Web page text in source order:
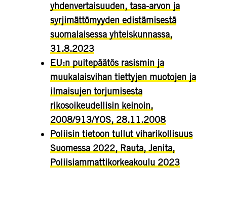
yhdenvertaisuuden, tasa-arvon ja
syrjimättömyyden edistämisestä
suomalaisessa yhteiskunnassa,
31.8.2023
EU:n puitepäätös rasismin ja
muukalaisvihan tiettyjen muotojen ja
ilmaisujen torjumisesta
rikosoikeudellisin keinoin,
2008/913/YOS, 28.11.2008
Poliisin tietoon tullut viharikollisuus
Suomessa 2022, Rauta, Jenita,
Poliisiammattikorkeakoulu 2023